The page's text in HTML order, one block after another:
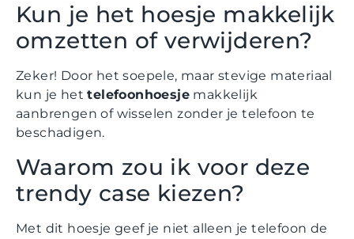
Kun je het hoesje makkelijk
omzetten of verwijderen?
Zeker! Door het soepele, maar stevige materiaal
kun je hettelefoonhoesje makkelijk
aanbrengen of wisselen zonder je telefoon te
beschadigen.
Waarom zou ik voor deze
trendy case kiezen?
Met dit hoesje geef je niet alleen je telefoon de